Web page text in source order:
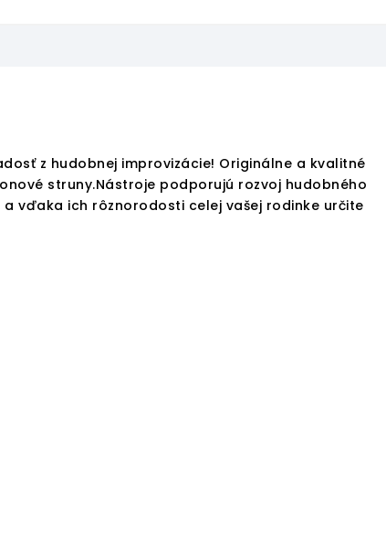
z hudobnej improvizácie! Originálne a kvalitné
struny.Nástroje podporujú rozvoj hudobného
vďaka ich rôznorodosti celej vašej rodinke určite